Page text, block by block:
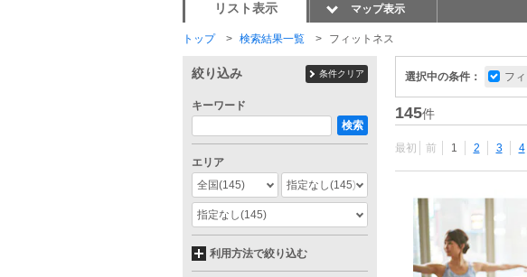
リスト表示 マップ表示
トップ 検索結果一覧 フィットネス
選択中の条件： フ
145件
最初 前 1 2 3 4
絞り込み 条件クリア
キーワード
検索
エリア
全国(145) 指定なし(145)
指定なし(145)
利用方法で絞り込む